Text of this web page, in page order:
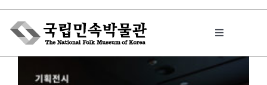
Skip
content
Toggle
박물관에서는